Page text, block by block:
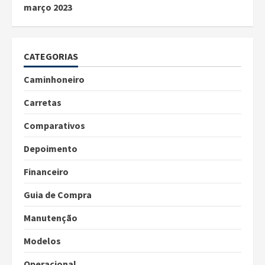
março 2023
CATEGORIAS
Caminhoneiro
Carretas
Comparativos
Depoimento
Financeiro
Guia de Compra
Manutenção
Modelos